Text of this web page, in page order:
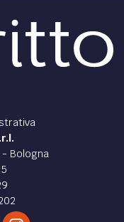
- Bologna